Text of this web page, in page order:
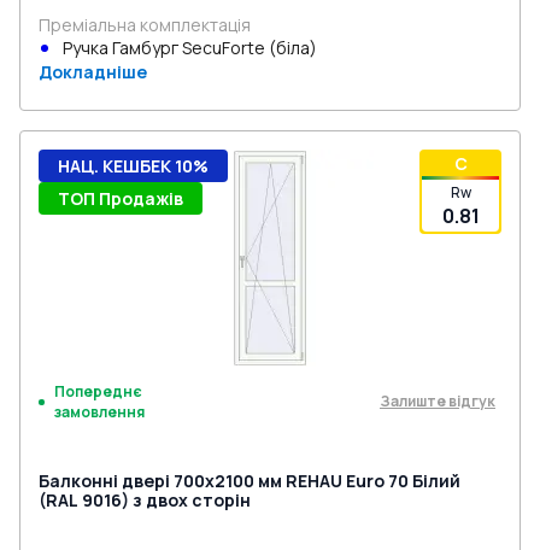
Преміальна комплектація
Ручка Гамбург SecuForte (біла)
Докладніше
C
Rw
0.81
НАЦ. КЕШБЕК 10%
ТОП Продажів
Попереднє
замовлення
Залиште відгук
Балконні двері 700x2100 мм REHAU Euro 70 Білий
(RAL 9016) з двох сторін